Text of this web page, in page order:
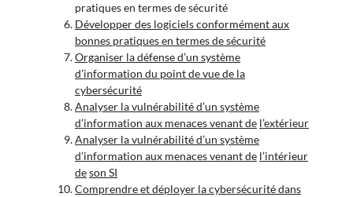
pratiques en termes de sécurité
Développer des logiciels conformément aux
bonnes pratiques en termes de sécurité
Organiser la défense d’un système
d’information du point de vue de la
cybersécurité
Analyser la vulnérabilité d’un système
d’information aux menaces venant de l’extérieur
Analyser la vulnérabilité d’un système
d’information aux menaces venant de l’intérieur
deson SI
Comprendre et déployer la cybersécurité dans